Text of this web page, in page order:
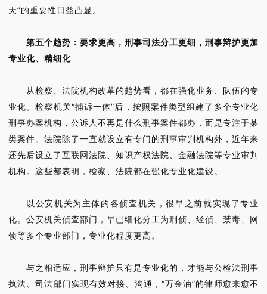
天”的重要性日益凸显。
第五个趋势：要求更高，刑事司法分工更细，刑事辩护更加
专业化、精细化
从检察、法院机构改革的趋势看，都在强化业务、队伍的专
业化。检察机关“捕诉一体”后，按照案件类型组建了多个专业化
刑事办案机构，公诉人不再是什么刑事案件都办，而是专注于某
类案件。法院除了一直就设立有专门的刑事审判机构外，近年来
还先后设立了互联网法院、知识产权法院、金融法院等专业审判
机构。这些都表明，检察、法院都在强化专业化建设。
以公安机关为主体的各侦查机关，很早之前就实现了专业
化。公安机关侦查部门，早已细化分工为刑侦、经侦、禁毒、网
侦等多个专业部门，专业化程度更高。
与之相适应，刑事辩护只有是专业化的，才能与公检法刑事
执法、司法部门实现有效对接、沟通，“万金油”的律师愈来愈不